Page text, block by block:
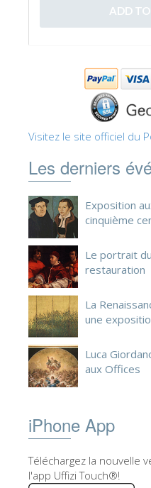
Visitez le site officiel du
Les derniers
Exposition
cinquième
Le portrait
restauration
La
une
Luca
aux Offices
iPhone App
Téléchargez la nouvelle
l'app Uffizi Touch®!